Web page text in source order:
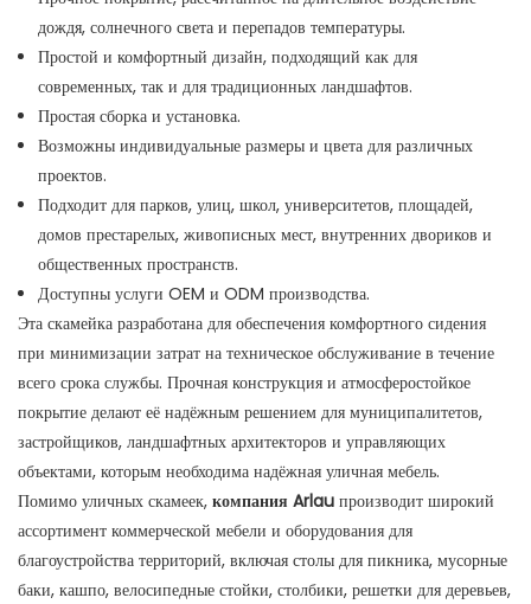
дождя, солнечного света и перепадов температуры.
Простой и комфортный дизайн, подходящий как для
современных, так и для традиционных ландшафтов.
Простая сборка и установка.
Возможны индивидуальные размеры и цвета для различных
проектов.
Подходит для парков, улиц, школ, университетов, площадей,
домов престарелых, живописных мест, внутренних двориков и
общественных пространств.
Доступны услуги OEM и ODM производства.
Эта скамейка разработана для обеспечения комфортного сидения
при минимизации затрат на техническое обслуживание в течение
всего срока службы. Прочная конструкция и атмосферостойкое
покрытие делают её надёжным решением для муниципалитетов,
застройщиков, ландшафтных архитекторов и управляющих
объектами, которым необходима надёжная уличная мебель.
Помимо уличных скамеек, компания Arlau производит широкий
ассортимент коммерческой мебели и оборудования для
благоустройства территорий, включая столы для пикника, мусорные
баки, кашпо, велосипедные стойки, столбики, решетки для деревьев,